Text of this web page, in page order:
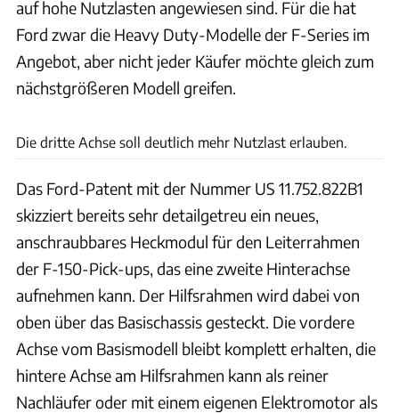
auf hohe Nutzlasten angewiesen sind. Für die hat
Ford zwar die Heavy Duty-Modelle der F-Series im
Angebot, aber nicht jeder Käufer möchte gleich zum
nächstgrößeren Modell greifen.
Die dritte Achse soll deutlich mehr Nutzlast erlauben.
Das Ford-Patent mit der Nummer US 11.752.822B1
skizziert bereits sehr detailgetreu ein neues,
anschraubbares Heckmodul für den Leiterrahmen
der F-150-Pick-ups, das eine zweite Hinterachse
aufnehmen kann. Der Hilfsrahmen wird dabei von
oben über das Basischassis gesteckt. Die vordere
Achse vom Basismodell bleibt komplett erhalten, die
hintere Achse am Hilfsrahmen kann als reiner
Nachläufer oder mit einem eigenen Elektromotor als